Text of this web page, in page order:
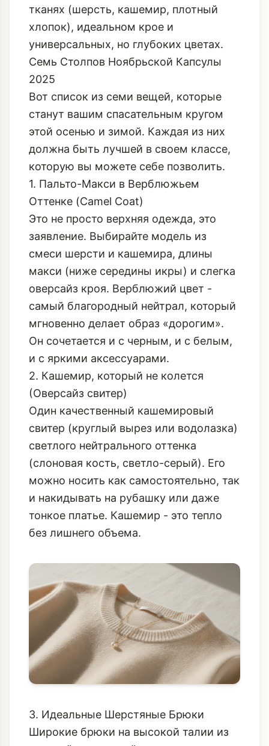
тканях (шерсть, кашемир, плотный
хлопок), идеальном крое и
универсальных, но глубоких цветах.
Семь Столпов Ноябрьской Капсулы
2025
Вот список из семи вещей, которые
станут вашим спасательным кругом
этой осенью и зимой. Каждая из них
должна быть лучшей в своем классе,
которую вы можете себе позволить.
1. Пальто-Макси в Верблюжьем
Оттенке (Camel Coat)
Это не просто верхняя одежда, это
заявление. Выбирайте модель из
смеси шерсти и кашемира, длины
макси (ниже середины икры) и слегка
оверсайз кроя. Верблюжий цвет -
самый благородный нейтрал, который
мгновенно делает образ «дорогим».
Он сочетается и с черным, и с белым,
и с яркими аксессуарами.
2. Кашемир, который не колется
(Оверсайз свитер)
Один качественный кашемировый
свитер (круглый вырез или водолазка)
светлого нейтрального оттенка
(слоновая кость, светло-серый). Его
можно носить как самостоятельно, так
и накидывать на рубашку или даже
тонкое платье. Кашемир - это тепло
без лишнего объема.
3. Идеальные Шерстяные Брюки
Широкие брюки на высокой талии из